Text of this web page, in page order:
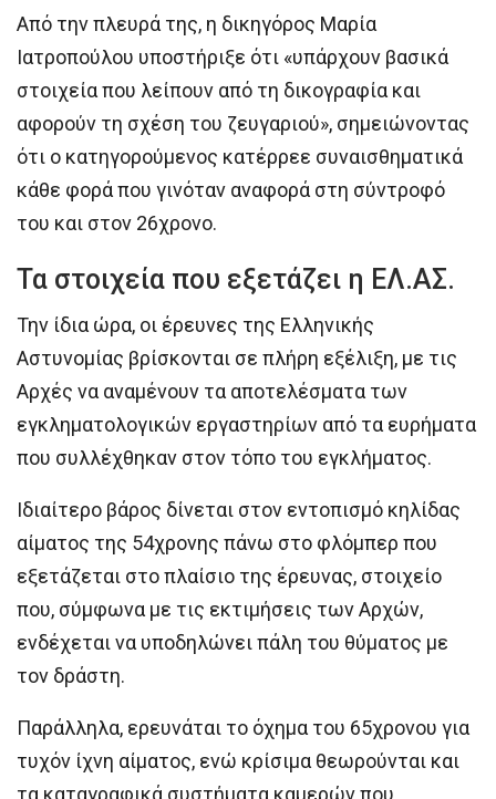
Από την πλευρά της, η δικηγόρος Μαρία
Ιατροπούλου υποστήριξε ότι «υπάρχουν βασικά
στοιχεία που λείπουν από τη δικογραφία και
αφορούν τη σχέση του ζευγαριού», σημειώνοντας
ότι ο κατηγορούμενος κατέρρεε συναισθηματικά
κάθε φορά που γινόταν αναφορά στη σύντροφό
του και στον 26χρονο.
Τα στοιχεία που εξετάζει η ΕΛ.ΑΣ.
Την ίδια ώρα, οι έρευνες της Ελληνικής
Αστυνομίας βρίσκονται σε πλήρη εξέλιξη, με τις
Αρχές να αναμένουν τα αποτελέσματα των
εγκληματολογικών εργαστηρίων από τα ευρήματα
που συλλέχθηκαν στον τόπο του εγκλήματος.
Ιδιαίτερο βάρος δίνεται στον εντοπισμό κηλίδας
αίματος της 54χρονης πάνω στο φλόμπερ που
εξετάζεται στο πλαίσιο της έρευνας, στοιχείο
που, σύμφωνα με τις εκτιμήσεις των Αρχών,
ενδέχεται να υποδηλώνει πάλη του θύματος με
τον δράστη.
Παράλληλα, ερευνάται το όχημα του 65χρονου για
τυχόν ίχνη αίματος, ενώ κρίσιμα θεωρούνται και